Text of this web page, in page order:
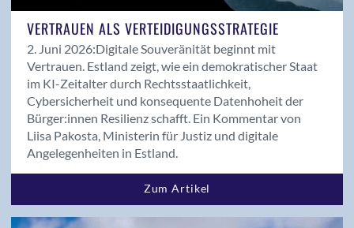
VERTRAUEN ALS VERTEIDIGUNGSSTRATEGIE
2. Juni 2026:Digitale Souveränität beginnt mit
Vertrauen. Estland zeigt, wie ein demokratischer Staat
im KI-Zeitalter durch Rechtsstaatlichkeit,
Cybersicherheit und konsequente Datenhoheit der
Bürger:innen Resilienz schafft. Ein Kommentar von
Liisa Pakosta, Ministerin für Justiz und digitale
Angelegenheiten in Estland.
Zum Artikel